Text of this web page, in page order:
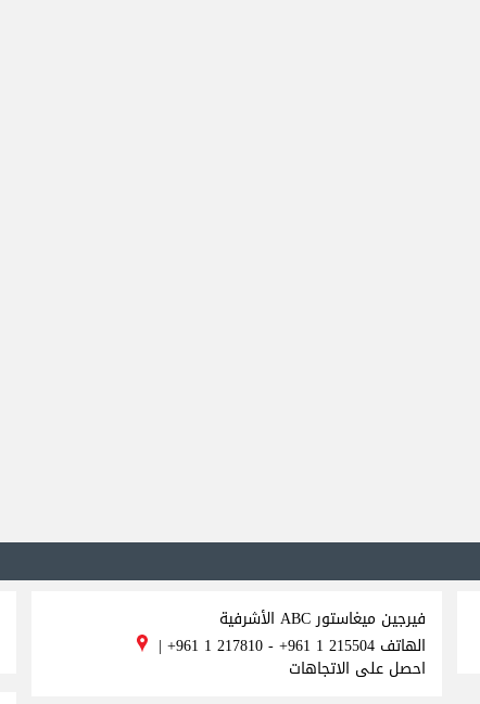
فيرجين ميغاستور ABC الأشرفية
الهاتف+961 1 217810 - +961 1 215504
|
احصل على الاتجاهات